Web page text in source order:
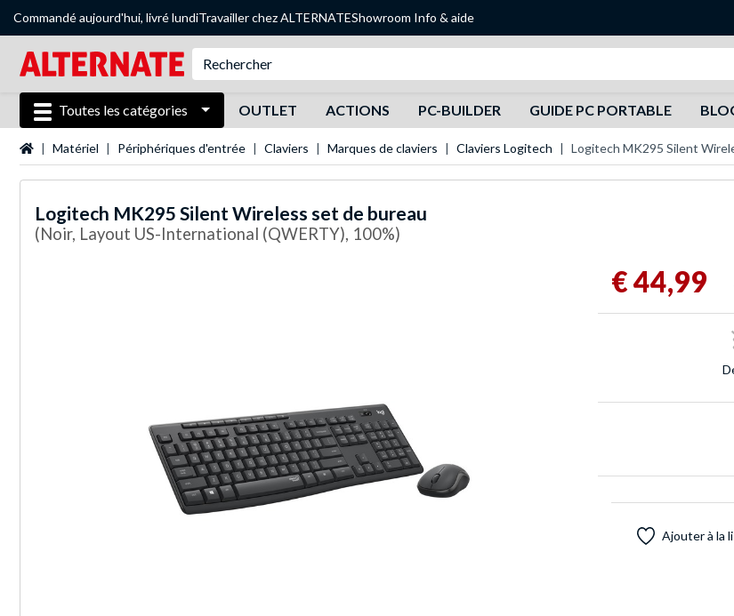
Commandé aujourd'hui, livré lundiTravailler chez ALTERNATEShowroom Info & aide
Toutes les catégories OUTLET ACTIONS PC-BUILDER GUIDE PC PORTABLE
Page d'accueil
Matériel Périphériques d'entrée Claviers Marques de claviers Claviers Logitech Logitech MK295 Silent
Logitech MK295 Silent Wireless set de bureau
(Noir, Layout US-International (QWERTY), 100%)
€ 44,99
Ajouter à la